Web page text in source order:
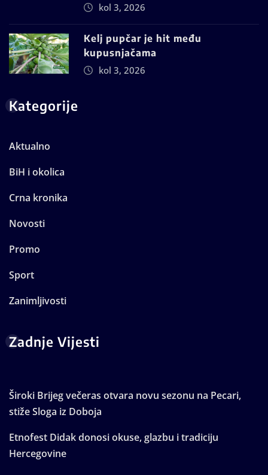
kol 3, 2026
Kelj pupčar je hit među
kupusnjačama
kol 3, 2026
Kategorije
Aktualno
BiH i okolica
Crna kronika
Novosti
Promo
Sport
Zanimljivosti
Zadnje Vijesti
Široki Brijeg večeras otvara novu sezonu na Pecari,
stiže Sloga iz Doboja
Etnofest Didak donosi okuse, glazbu i tradiciju
Hercegovine